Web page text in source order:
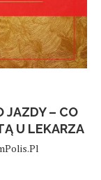
JAZDY – CO
U LEKARZA